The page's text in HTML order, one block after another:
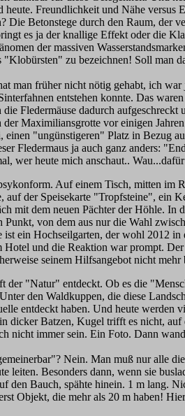
Freundlichkeit und Nähe
Betonstege durch den Raum, der
es ja der knallige Effekt oder die
der massiven
zu bezeichnen! Soll man
man früher nicht nötig gehabt, ich
entstehen konnte. Das
Fledermäuse dadurch
Maximiliansgrotte vor einigen
"ungünstigeren" Platz in Bezug
Fledermaus ja auch ganz anders:
wer heute mich anschaut..
Auf einem Tisch, mitten im
der Speisekarte "Tropfsteine", ein
mit dem neuen Pächter der Höhle.
von dem aus nur die Wahl
ein Hochseilgarten, der wohl 2012
und die Reaktion war prompt.
seinem Hilfsangebot nicht mehr
"Natur" entdeckt. Ob es die
den Waldkuppen, die diese
entdeckt haben. Und heute werden
Batzen, Kugel trifft es nicht,
immer sein. Ein Foto. Dann
Nein. Man muß nur alle
Besonders dann, wenn sie
den Bauch, spähte hinein. 1 m lang.
Objekt, die mehr als 20 m haben!